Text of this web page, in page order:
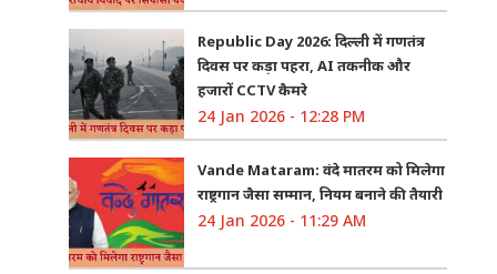
Republic Day 2026: दिल्ली में गणतंत्र
दिवस पर कड़ा पहरा, AI तकनीक और
हजारों CCTV कैमरे
24 Jan 2026 - 12:28 PM
Vande Mataram: वंदे मातरम को मिलेगा
राष्ट्रगान जैसा सम्मान, नियम बनाने की तैयारी
24 Jan 2026 - 11:29 AM